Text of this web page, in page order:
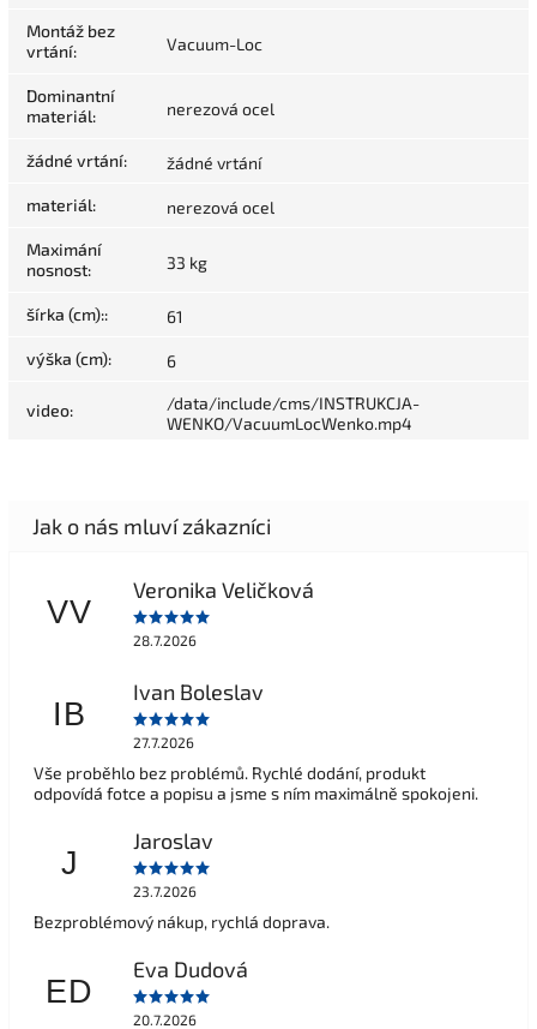
Montáž bez
vrtání: Vacuum-Loc
Dominantní
materiál: nerezová ocel
žádné vrtání: žádné vrtání
materiál: nerezová ocel
Maximání
nosnost: 33 kg
šírka (cm):: 61
výška (cm): 6
video:
/data/include/cms/INSTRUKCJA-
WENKO/VacuumLocWenko.mp4
VV
Veronika Veličková
28.7.2026
IB
Ivan Boleslav
27.7.2026
Vše proběhlo bez problémů. Rychlé dodání, produkt
odpovídá fotce a popisu a jsme s ním maximálně spokojeni.
J
Jaroslav
23.7.2026
Bezproblémový nákup, rychlá doprava.
ED
Eva Dudová
20.7.2026